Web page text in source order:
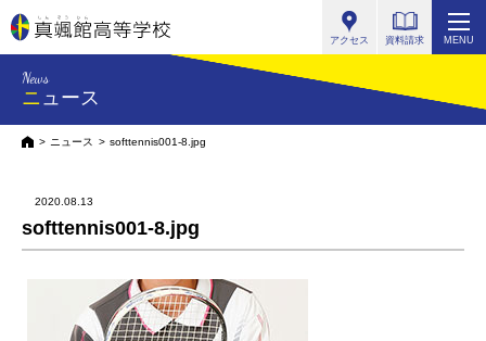
アクセス 資料請求 MENU
News
ニュース
HOMEニュース softtennis001-8.jpg
2020.08.13
softtennis001-8.jpg